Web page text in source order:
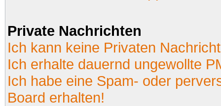
Private Nachrichten
Ich kann keine Privaten
Ich erhalte dauernd ungewollte
Ich habe eine Spam- oder
Board erhalten!